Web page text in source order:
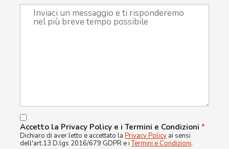
Accetto la Privacy Policy e i Termini e Condizioni *
Dichiaro di aver letto e accettato la Privacy Policy ai sensi
dell'art.13 D.lgs 2016/679 GDPR e iTermini e Condizioni.